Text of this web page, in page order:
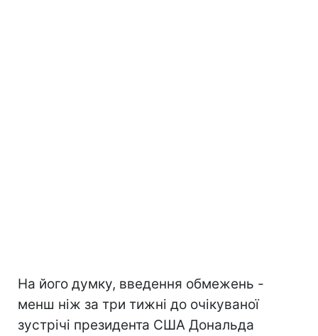
На його думку, введення обмежень -
менш ніж за три тижні до очікуваної
зустрічі президента США Дональда